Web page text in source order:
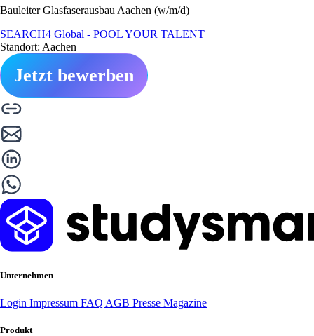
Bauleiter Glasfaserausbau Aachen (w/m/d)
SEARCH4 Global - POOL YOUR TALENT
Standort: Aachen
Jetzt bewerben
Unternehmen
Login Impressum FAQ AGB Presse Magazine
Produkt